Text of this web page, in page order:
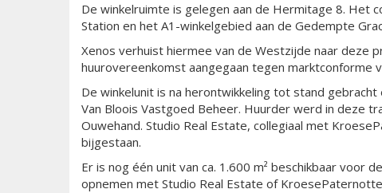
De winkelruimte is gelegen aan de Hermitage 8. Het
Station en het A1-winkelgebied aan de Gedempte
Xenos verhuist hiermee van de Westzijde naar deze
huurovereenkomst aangegaan tegen marktconforme
De winkelunit is na herontwikkeling tot stand
Van Bloois Vastgoed Beheer. Huurder werd in deze
Ouwehand. Studio Real Estate, collegiaal met
bijgestaan.
Er is nog één unit van ca. 1.600 m² beschikbaar voor
opnemen met Studio Real Estate of